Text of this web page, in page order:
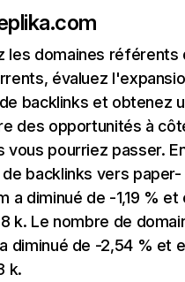
les domaines référents
évaluez
backlinks et obtenez
des opportunités à
vous pourriez passer.
backlinks vers paper-
a diminué de -1,19 % et
k. Le nombre de
diminué de -2,54 % et
k.